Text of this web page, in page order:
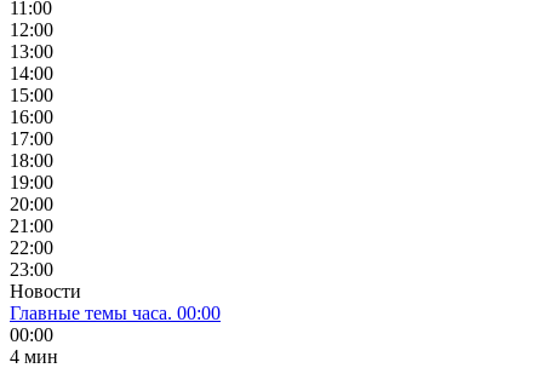
11:00
12:00
13:00
14:00
15:00
16:00
17:00
18:00
19:00
20:00
21:00
22:00
23:00
Новости
Главные темы часа. 00:00
00:00
4 мин